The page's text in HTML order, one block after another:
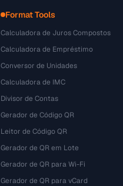
Format Tools
Calculadora de Juros Compostos
Calculadora de Empréstimo
Conversor de Unidades
Calculadora de IMC
Divisor de Contas
Gerador de Código QR
Leitor de Código QR
Gerador de QR em Lote
Gerador de QR para Wi-Fi
Gerador de QR para vCard